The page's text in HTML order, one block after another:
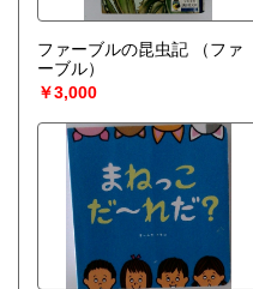
ファーブルの昆虫記
（ファ
ーブル）
￥3,000